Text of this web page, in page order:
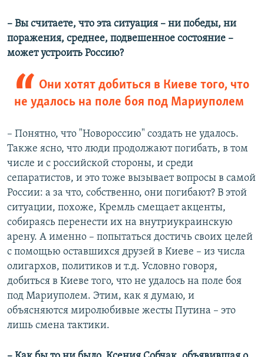
– Вы считаете, что эта ситуация – ни победы, ни
поражения, среднее, подвешенное состояние –
может устроить Россию?
Они хотят добиться в Киеве того, что
не удалось на поле боя под Мариуполем
– Понятно, что "Новороссию" создать не удалось.
Также ясно, что люди продолжают погибать, в том
числе и с российской стороны, и среди
сепаратистов, и это тоже вызывает вопросы в самой
России: а за что, собственно, они погибают? В этой
ситуации, похоже, Кремль смещает акценты,
собираясь перенести их на внутриукраинскую
арену. А именно – попытаться достичь своих целей
с помощью оставшихся друзей в Киеве – из числа
олигархов, политиков и т.д. Условно говоря,
добиться в Киеве того, что не удалось на поле боя
под Мариуполем. Этим, как я думаю, и
объясняются миролюбивые жесты Путина – это
лишь смена тактики.